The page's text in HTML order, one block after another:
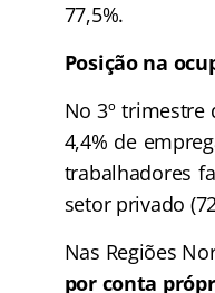
77,5%.
Posição na
No 3º trimestre
4,4% de
trabalhadores
setor privado
Nas Regiões
por conta